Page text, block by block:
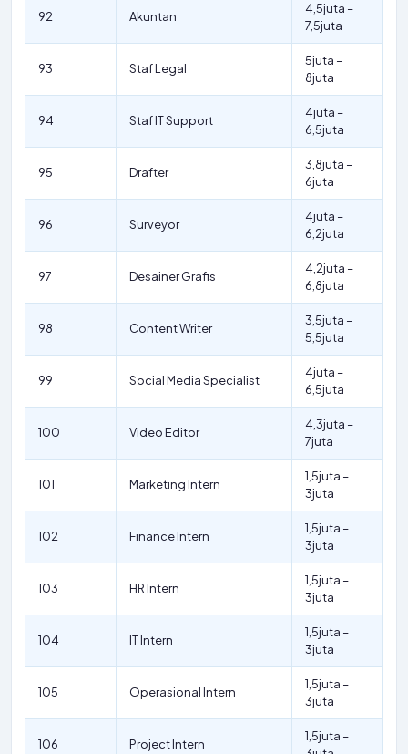
92 Akuntan
4,5juta –
7,5juta
93 Staf Legal
5juta –
8juta
94 Staf IT Support
4juta –
6,5juta
95 Drafter
3,8juta –
6juta
96 Surveyor
4juta –
6,2juta
97 Desainer Grafis
4,2juta –
6,8juta
98 Content Writer
3,5juta –
5,5juta
99 Social Media Specialist
4juta –
6,5juta
100 Video Editor
4,3juta –
7juta
101 Marketing Intern
1,5juta –
3juta
102 Finance Intern
1,5juta –
3juta
103 HR Intern
1,5juta –
3juta
104 IT Intern
1,5juta –
3juta
105 Operasional Intern
1,5juta –
3juta
106 Project Intern
1,5juta –